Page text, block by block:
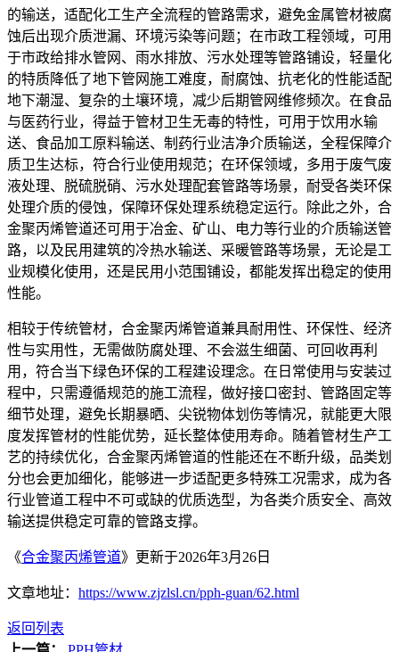
的输送，适配化工生产全流程的管路需求，避免金属管材被腐
蚀后出现介质泄漏、环境污染等问题；在市政工程领域，可用
于市政给排水管网、雨水排放、污水处理等管路铺设，轻量化
的特质降低了地下管网施工难度，耐腐蚀、抗老化的性能适配
地下潮湿、复杂的土壤环境，减少后期管网维修频次。在食品
与医药行业，得益于管材卫生无毒的特性，可用于饮用水输
送、食品加工原料输送、制药行业洁净介质输送，全程保障介
质卫生达标，符合行业使用规范；在环保领域，多用于废气废
液处理、脱硫脱硝、污水处理配套管路等场景，耐受各类环保
处理介质的侵蚀，保障环保处理系统稳定运行。除此之外，合
金聚丙烯管道还可用于冶金、矿山、电力等行业的介质输送管
路，以及民用建筑的冷热水输送、采暖管路等场景，无论是工
业规模化使用，还是民用小范围铺设，都能发挥出稳定的使用
性能。
相较于传统管材，合金聚丙烯管道兼具耐用性、环保性、经济
性与实用性，无需做防腐处理、不会滋生细菌、可回收再利
用，符合当下绿色环保的工程建设理念。在日常使用与安装过
程中，只需遵循规范的施工流程，做好接口密封、管路固定等
细节处理，避免长期暴晒、尖锐物体划伤等情况，就能更大限
度发挥管材的性能优势，延长整体使用寿命。随着管材生产工
艺的持续优化，合金聚丙烯管道的性能还在不断升级，品类划
分也会更加细化，能够进一步适配更多特殊工况需求，成为各
行业管道工程中不可或缺的优质选型，为各类介质安全、高效
输送提供稳定可靠的管路支撑。
《合金聚丙烯管道》更新于2026年3月26日
文章地址： https://www.zjzlsl.cn/pph-guan/62.html
返回列表